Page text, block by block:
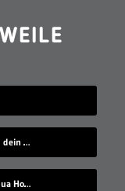
„Dummschwätzer“ zerstört spielerisch dein Sprachzentrum
Lyric Video: Magic Sugar Coffee ft. Joshua Howlett – „Blkout“